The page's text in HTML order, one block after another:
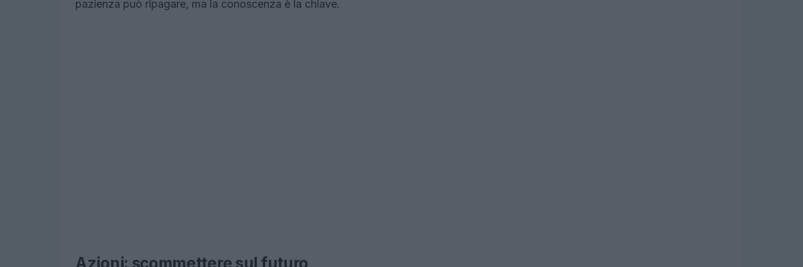
pazienza può ripagare, ma la conoscenza è la chiave.
Azioni: scommettere sul futuro